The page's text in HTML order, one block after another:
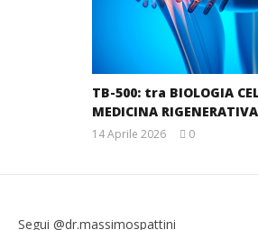
TB-500: tra BIOLOGIA
MEDICINA RIGENERATIVA
14 Aprile 2026
0
Segui @dr.massimospattini